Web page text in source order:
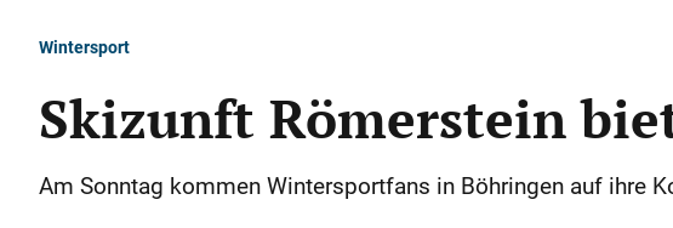
Wintersport
Skizunft Römerstein
Am Sonntag kommen Wintersportfans in Böhringen auf ihre